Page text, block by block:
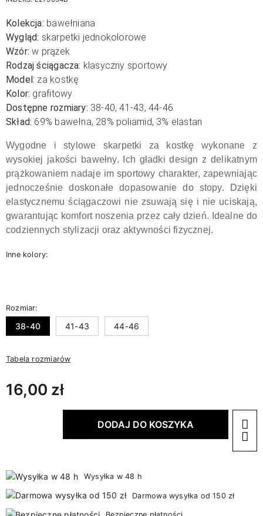
Kolekcja: bawełniana
Wygląd: skarpetki jednokolorowe
Wzór: w prążek
Rodzaj ściągacza: klasyczny sportowy
Model: za kostkę
Kolor: grafitowy
Dostępne rozmiary: 38-40, 41-43, 44-46
Skład: 69% bawełna, 28% poliamid, 3% elastan
Wygodne i stylowe skarpetki za kostkę wykonane z
wysokiej jakości bawełny. Ich gładki design z delikatnym
prążkowaniem nadaje im sportowy charakter, zapewniając
jednocześnie doskonałe dopasowanie do stopy. Dzięki
elastycznemu ściągaczowi nie zsuwają się i nie uciskają,
gwarantując komfort noszenia przez cały dzień. Idealne do
codziennych stylizacji oraz aktywności fizycznej.
Inne kolory:
Rozmiar:
38-40 41-43 44-46
Tabela rozmiarów
16,00 zł
DODAJ DO KOSZYKA
Wysyłka w 48 h
Darmowa wysyłka od 150 zł